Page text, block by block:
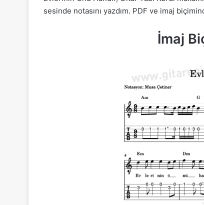
sesinde notasını yazdım. PDF ve imaj
İmaj